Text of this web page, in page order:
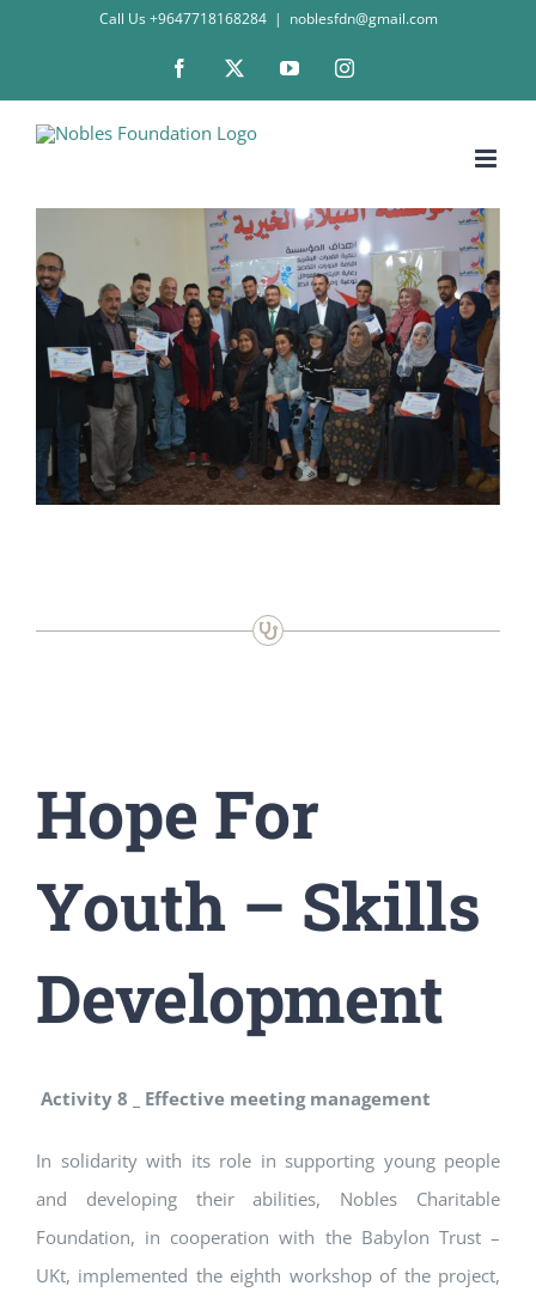
content
Call Us +9647718168284 | noblesfdn@gmail.com
Facebook YouTubeInstagram
Hope For
Youth – Skills
Development
Activity 8 _ Effective meeting management
In solidarity with its role in supporting young people
and developing their abilities, Nobles Charitable
Foundation, in cooperation with the Babylon Trust –
UKt, implemented the eighth workshop of the project,